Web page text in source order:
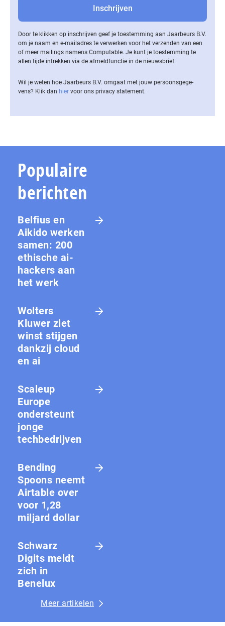
Door te klikken op inschrijven geef je toestemming aan Jaarbeurs B.V.
om je naam en e-mailadres te verwerken voor het verzenden van een
of meer mailings namens Computable. Je kunt je toestemming te
allen tijde intrekken via de af­meld­func­tie in de nieuwsbrief.
Wil je weten hoe Jaarbeurs B.V. omgaat met jouw per­soons­ge­ge­
vens? Klik dan hier voor ons privacy statement.
Populaire
berichten
Belfius en
Aikido werken
samen: 200
ethische ai-
hackers aan
het werk
Wolters
Kluwer ziet
winst stijgen
dankzij cloud
en ai
Scaleup
Europe
ondersteunt
jonge
techbedrijven
Bending
Spoons neemt
Airtable over
voor 1,28
miljard dollar
Schwarz
Digits meldt
zich in
Benelux
Meer artikelen